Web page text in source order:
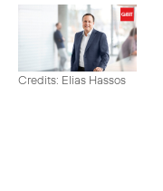
Credits: Elias Hassos